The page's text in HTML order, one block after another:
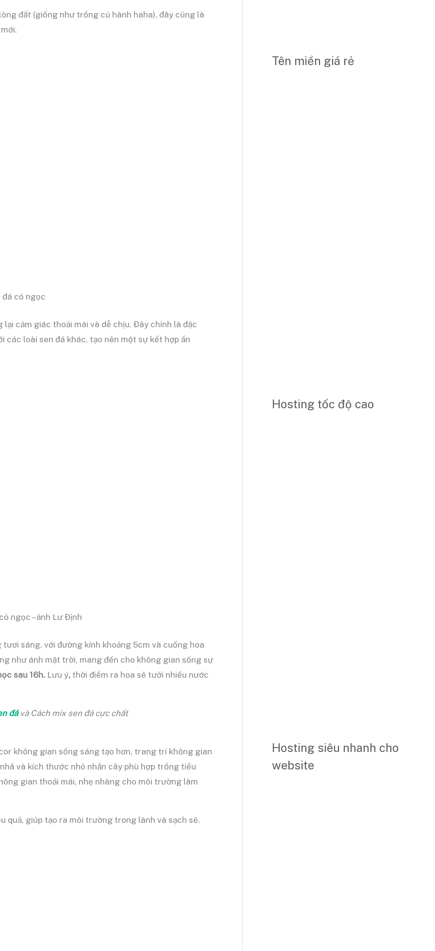
đất (giống như trồng củ hành haha), đây cũng là
đá cỏ ngọc
cảm giác thoải mái và dễ chịu. Đây chính là đặc
các loài sen đá khác, tạo nên một sự kết hợp ấn
ngọc – ảnh Lư Định
sáng, với đường kính khoảng 5cm và cuống hoa
như ánh mặt trời, mang đến cho không gian sống sự
sau 16h. Lưu ý, thời điểm ra hoa sẽ tưới nhiều nước
đávà Cách mix sen đá cực chất
không gian sống sáng tạo hơn, trang trí không gian
và kích thước nhỏ nhắn cây phù hợp trồng tiểu
gian thoải mái, nhẹ nhàng cho môi trường làm
quả, giúp tạo ra môi trường trong lành và sạch sẽ.
Tên miền giá rẻ
Hosting tốc độ cao
Hosting siêu nhanh cho
website